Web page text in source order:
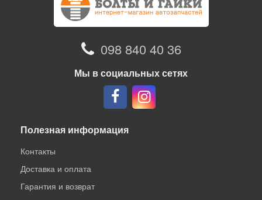
098 840 40 36
Мы в социальных сетях
Полезная информация
Контакты
Доставка и оплата
Гарантия и возврат